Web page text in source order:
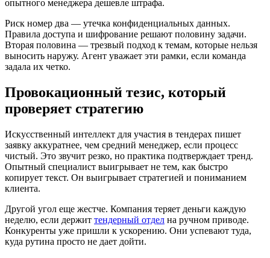
опытного менеджера дешевле штрафа.
Риск номер два — утечка конфиденциальных данных.
Правила доступа и шифрование решают половину задачи.
Вторая половина — трезвый подход к темам, которые нельзя
выносить наружу. Агент уважает эти рамки, если команда
задала их четко.
Провокационный тезис, который
проверяет стратегию
Искусственный интеллект для участия в тендерах пишет
заявку аккуратнее, чем средний менеджер, если процесс
чистый. Это звучит резко, но практика подтверждает тренд.
Опытный специалист выигрывает не тем, как быстро
копирует текст. Он выигрывает стратегией и пониманием
клиента.
Другой угол еще жестче. Компания теряет деньги каждую
неделю, если держит тендерный отдел на ручном приводе.
Конкуренты уже пришли к ускорению. Они успевают туда,
куда рутина просто не дает дойти.